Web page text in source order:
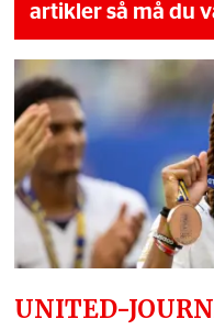
artikler så må du
UNITED-